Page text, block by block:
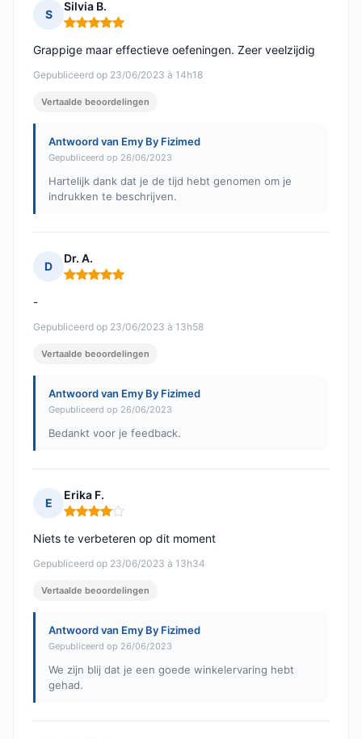
S
Silvia B.
Opmerking: 5 van 5
Gepubliceerd op 23/06/2023 à 14h18
Grappige maar effectieve oefeningen. Zeer veelzijdig
Vertaalde beoordelingen
Antwoord van Emy By Fizimed
Gepubliceerd op 26/06/2023
Hartelijk dank dat je de tijd hebt genomen om je
indrukken te beschrijven.
D
Dr. A.
Opmerking: 5 van 5
Gepubliceerd op 23/06/2023 à 13h58
-
Vertaalde beoordelingen
Antwoord van Emy By Fizimed
Gepubliceerd op 26/06/2023
Bedankt voor je feedback.
E
Erika F.
Opmerking: 4 van 5
Gepubliceerd op 23/06/2023 à 13h34
Niets te verbeteren op dit moment
Vertaalde beoordelingen
Antwoord van Emy By Fizimed
Gepubliceerd op 26/06/2023
We zijn blij dat je een goede winkelervaring hebt
gehad.